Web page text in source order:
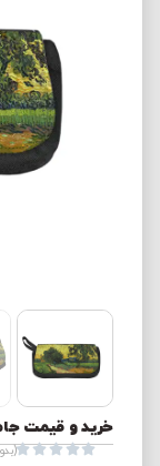
خرید و قیمت




